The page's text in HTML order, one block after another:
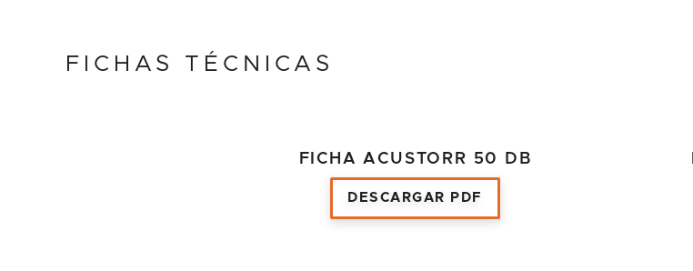
FICHAS TÉCNICAS
FICHA ACUSTORR 50 DB
DESCARGAR PDF